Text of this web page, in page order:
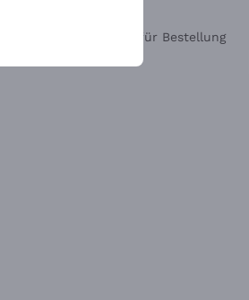
Widerrufsformular für Bestellung